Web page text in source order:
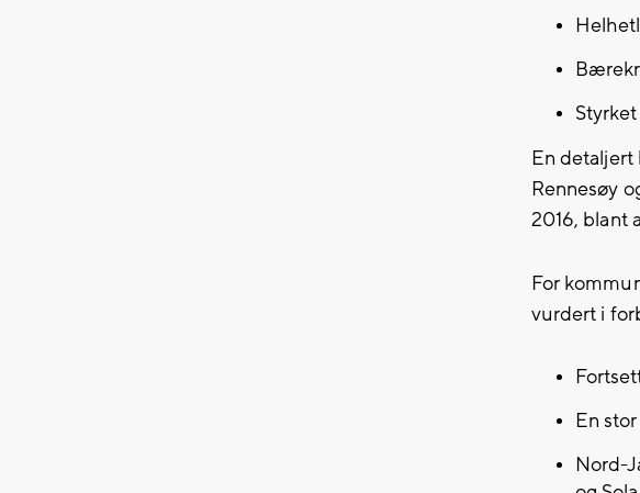
En detaljert
Rennesøy
2016, blant
For
vurdert i
En
Nord-